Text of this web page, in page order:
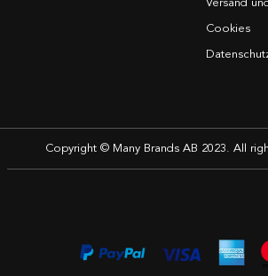
Cookies
Copyright © Many Brands AB 2023. All